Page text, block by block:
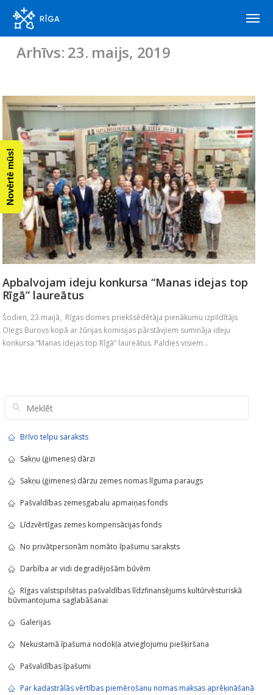
Arhīvs: 23. maijs, 2019
Apbalvojam ideju konkursa “Manas idejas top
Rīgā” laureātus
Šodien, 23.maijā, Rīgas domes priekšsēdētāja pienākumu izpildītājs
Oļegs Burovs kopā ar žūrijas komisijas pārstāvjiem sumināja ideju
konkursa “Manas idejas top Rīgā” laureātus. Paldies visiem...
Brīvo telpu saraksts
Sakņu (ģimenes) dārzi
Sakņu (ģimenes) dārzu zemes nomas līguma paraugs
Pašvaldības zemesgabalu apmaiņas fonds
Līdzvērtīgas zemes kompensācijas fonds
No privātpersonām nomāto īpašumu saraksts
Darbība ar vidi degradējošām būvēm
Rīgas valstspilsētas pašvaldības līdzfinansējums kultūrvēsturiskā
būvmantojuma saglabāšanai
Galerijas
Nekustamā īpašuma nodokļa atvieglojumu piešķiršana
Pašvaldības īpašumi
Par kadastrālās vērtības piemērošanu nomas maksas aprēķināšanā
Novērtē mūs!